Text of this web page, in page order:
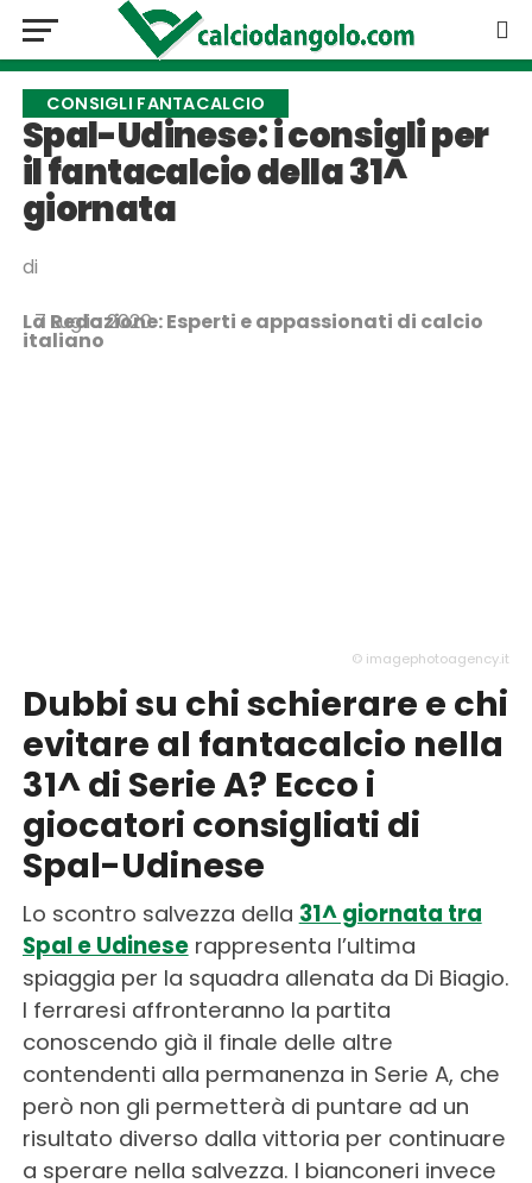
CONSIGLI FANTACALCIO
Spal-Udinese: i consigli per
il fantacalcio della 31^
giornata
di
La Redazione: Esperti e appassionati di calcio
italiano
7 Luglio 2020
© imagephotoagency.it
Dubbi su chi schierare e chi
evitare al fantacalcio nella
31^ di Serie A? Ecco i
giocatori consigliati di
Spal-Udinese
Lo scontro salvezza della 31^ giornata tra
Spal e Udineserappresenta l’ultima
spiaggia per la squadra allenata da Di Biagio.
I ferraresi affronteranno la partita
conoscendo già il finale delle altre
contendenti alla permanenza in Serie A, che
però non gli permetterà di puntare ad un
risultato diverso dalla vittoria per continuare
a sperare nella salvezza. I bianconeri invece